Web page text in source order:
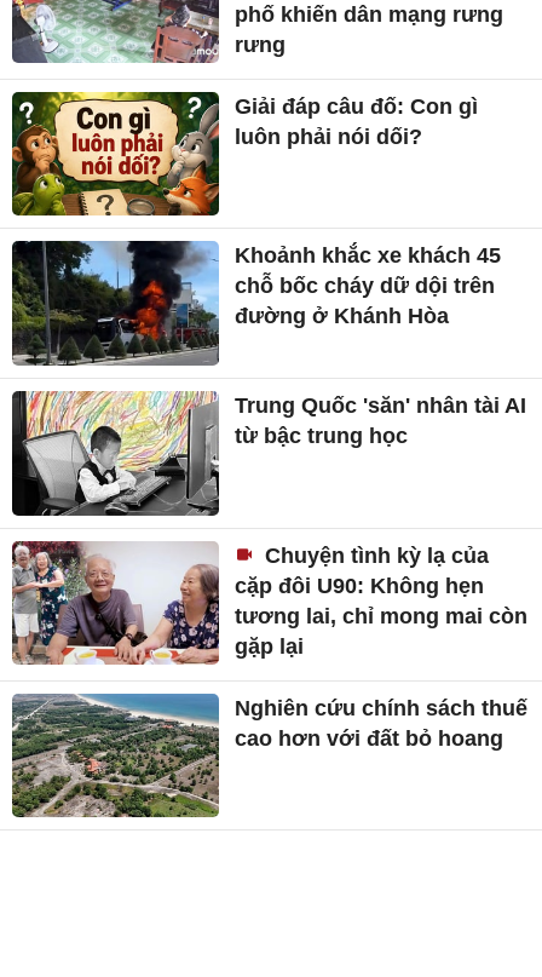
phố khiến dân mạng rưng
rưng
Giải đáp câu đố: Con gì
luôn phải nói dối?
Khoảnh khắc xe khách 45
chỗ bốc cháy dữ dội trên
đường ở Khánh Hòa
Trung Quốc 'săn' nhân tài AI
từ bậc trung học
Chuyện tình kỳ lạ của
cặp đôi U90: Không hẹn
tương lai, chỉ mong mai còn
gặp lại
Nghiên cứu chính sách thuế
cao hơn với đất bỏ hoang